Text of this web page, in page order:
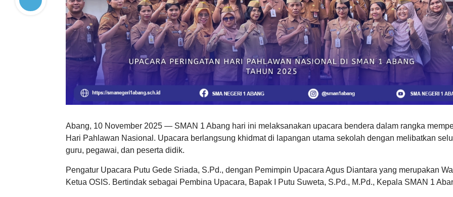
Abang, 10 November 2025 — SMAN 1 Abang hari ini melaksanakan upacara bendera dalam rangka
Hari Pahlawan Nasional. Upacara berlangsung khidmat di lapangan utama sekolah dengan melibatkan
guru, pegawai, dan peserta didik.
Pengatur Upacara Putu Gede Sriada, S.Pd., dengan Pemimpin Upacara Agus Diantara yang merupakan
Ketua OSIS. Bertindak sebagai Pembina Upacara, Bapak I Putu Suweta, S.Pd., M.Pd., Kepala SMAN 1